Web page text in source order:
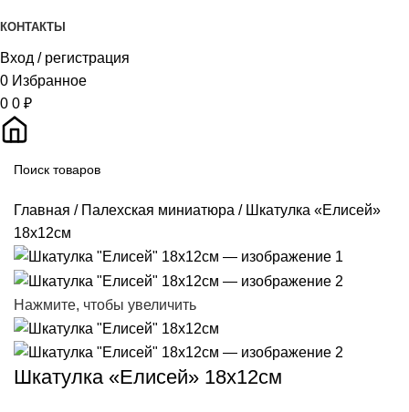
КОНТАКТЫ
Вход / регистрация
0 Избранное
0 0 ₽
Поиск
Главная Палехская миниатюра
Шкатулка «Елисей»
18х12см
Нажмите, чтобы увеличить
Шкатулка «Елисей» 18х12см